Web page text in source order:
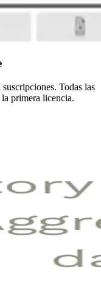
Todas las
primera licencia.